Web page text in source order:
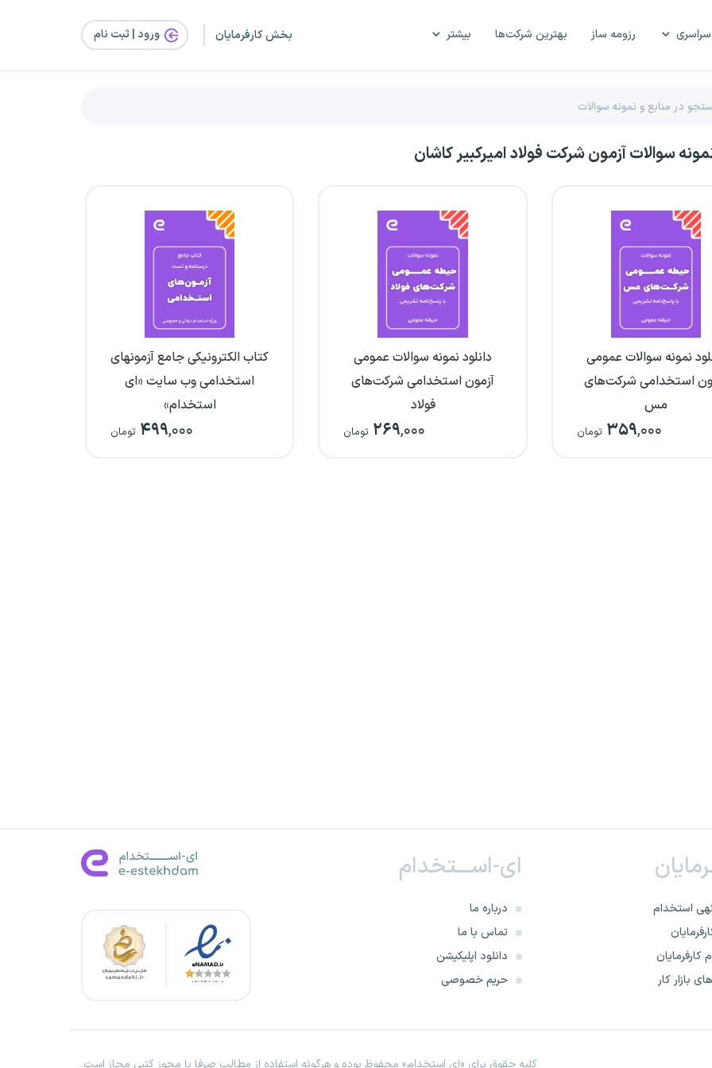
رزومه ساز بهترین شرکت‌ها بیشتر بخش کارفرمایان ورود | ثبت‌ نام
سوالات آزمون شرکت فولاد امیرکبیر کاشان
نمونه سوالات عمومی
استخدامی شرکت‌های
مس
۳۵۹,۰۰۰ تومان
دانلود نمونه سوالات عمومی
آزمون استخدامی شرکت‌های
فولاد
۲۶۹,۰۰۰ تومان
کتاب الکترونیکی جامع آزمونهای
استخدامی وب سایت «ای
استخدام»
۴۹۹,۰۰۰ تومان
استخدام
کارفرمایان
بازار کار
ای-اســـتخدام
درباره ما
تماس با ما
دانلود اپلیکیشن
حریم خصوصی
کلیه حقوق برای «ای استخدام» محفوظ بوده و هرگونه استفاده از مطالب صرفا با مجوز کتبی مجاز است.